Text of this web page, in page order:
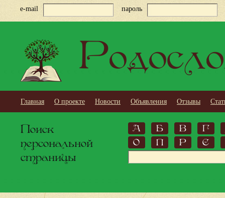
e-mail пароль
Главная О проекте Новости Объявления Отзывы
Поиск
персональной
страницы
А Б В
Г
О
П Р С